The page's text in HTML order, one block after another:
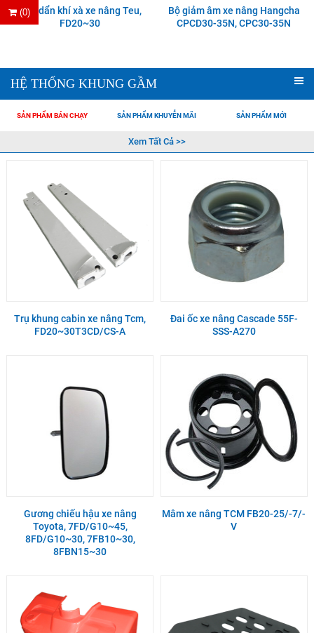
(0)
Ống dẩn khí xà xe nâng Teu,
FD20~30
Bộ giảm âm xe nâng Hangcha
CPCD30-35N, CPC30-35N
HỆ THỐNG KHUNG GẦM
SẢN PHẨM BÁN CHẠY SẢN PHẨM KHUYỄN MÃI SẢN PHẨM MỚI
Xem Tất Cả >>
Trụ khung cabin xe nâng Tcm,
FD20~30T3CD/CS-A
Đai ốc xe nâng Cascade 55F-
SSS-A270
Gương chiếu hậu xe nâng
Toyota, 7FD/G10~45,
8FD/G10~30, 7FB10~30,
8FBN15~30
Mâm xe nâng TCM FB20-25/-7/-
V